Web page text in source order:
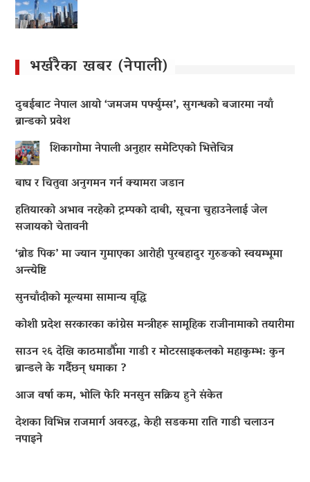
भर्खरैका खबर (नेपाली)
दुबईबाट नेपाल आयो ‘जमजम पर्फ्युम्स’, सुगन्धको बजारमा नयाँ
ब्रान्डको प्रवेश
शिकागोमा नेपाली अनुहार समेटिएको भित्तेचित्र
बाघ र चितुवा अनुगमन गर्न क्यामरा जडान
हतियारको अभाव नरहेको ट्रम्पको दाबी, सूचना चुहाउनेलाई जेल
सजायको चेतावनी
‘ब्रोड पिक’ मा ज्यान गुमाएका आराेही पुरबहादुर गुरुङको स्वयम्भूमा
अन्त्येष्टि
सुनचाँदीको मूल्यमा सामान्य वृद्धि
कोशी प्रदेश सरकारका कांग्रेस मन्त्रीहरू सामूहिक राजीनामाको तयारीमा
साउन २६ देखि काठमाडौँमा गाडी र मोटरसाइकलको महाकुम्भ: कुन
ब्रान्डले के गर्दैछन् धमाका ?
आज वर्षा कम, भोलि फेरि मनसुन सक्रिय हुने संकेत
देशका विभिन्न राजमार्ग अवरुद्ध, केही सडकमा राति गाडी चलाउन
नपाइने